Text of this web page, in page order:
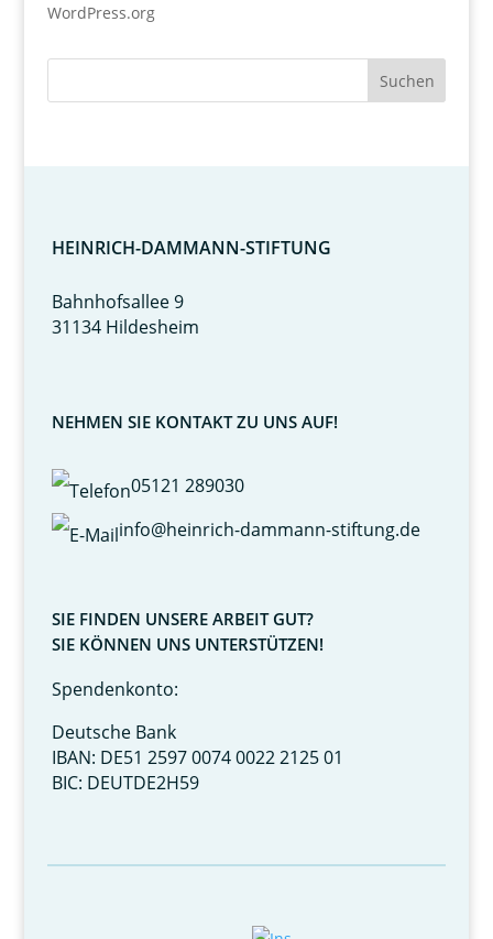
WordPress.org
HEINRICH-DAMMANN-STIFTUNG
Bahnhofsallee 9
31134 Hildesheim
NEHMEN SIE KONTAKT ZU UNS AUF!
05121 289030
info@heinrich-dammann-stiftung.de
SIE FINDEN UNSERE ARBEIT GUT?
SIE KÖNNEN UNS UNTERSTÜTZEN!
Spendenkonto:
Deutsche Bank
IBAN: DE51 2597 0074 0022 2125 01
BIC: DEUTDE2H59